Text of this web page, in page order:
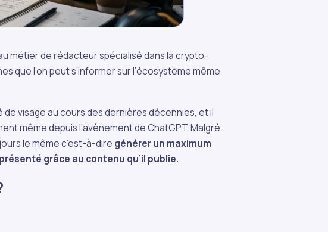
métier de rédacteur spécialisé dans la crypto.
que l’on peut s’informer sur l’écosystème même
visage au cours des dernières décennies, et il
même depuis l’avènement de ChatGPT. Malgré
le même c’est-à-dire générer un maximum
grâce au contenu qu’il publie.